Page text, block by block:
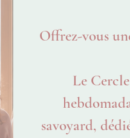
Offrez-vous
Le
savoyard,